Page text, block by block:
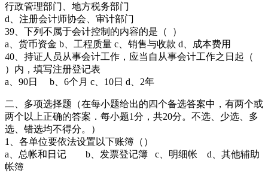
行政管理部门、地方税务部门
d、注册会计师协会、审计部门
39、下列不属于会计控制的内容的是（ ）
a、货币资金 b、工程质量 c、销售与收款 d、成本费用
40、持证人员从事会计工作，应当自从事会计工作之日起（
）内，填写注册登记表
a、90日 b、6个月 c、10日 d、2年
二、多项选择题（在每小题给出的四个备选答案中，有两个或
两个以上正确的答案．每小题1分，共20分。不选、少选、多
选、错选均不得分。）
1、各单位要依法设置以下账簿（）
a、总帐和日记 b、发票登记簿 c、明细帐 d、其他辅助
帐簿